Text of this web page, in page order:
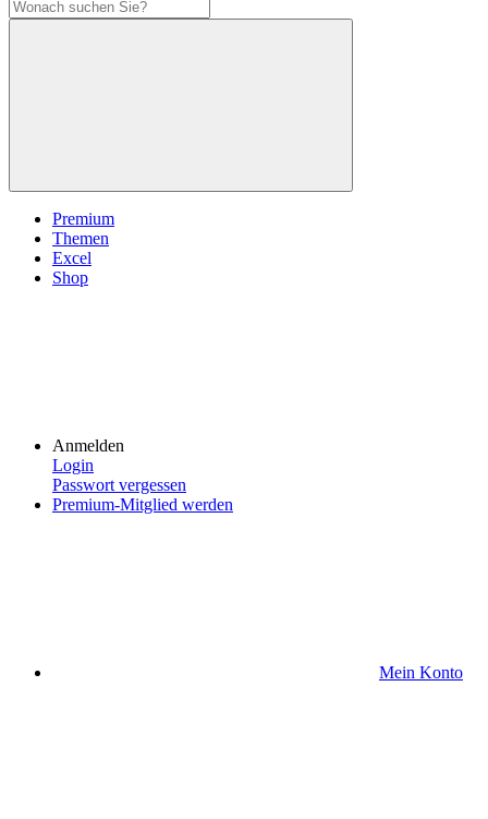
Premium
Themen
Excel
Shop
Anmelden
Login
Passwort vergessen
Premium-Mitglied werden
Mein Konto